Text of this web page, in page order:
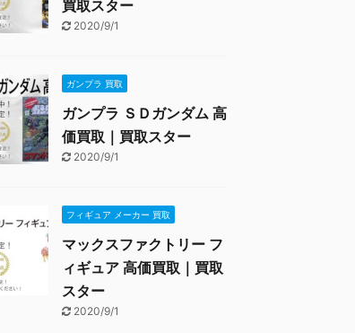
買取スター
2020/9/1
ガンプラ 買取
ガンプラ ＳＤガンダム 高
価買取｜買取スター
2020/9/1
フィギュア メーカー 買取
マックスファクトリー フ
ィギュア 高価買取｜買取
スター
2020/9/1